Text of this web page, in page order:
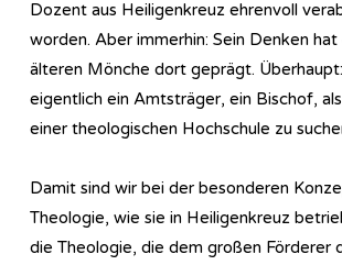
Dozent aus Heiligenkreuz ehrenvoll
worden. Aber immerhin: Sein Denken hat
älteren Mönche dort geprägt.
eigentlich ein Amtsträger, ein Bischof,
einer theologischen Hochschule zu
Damit sind wir bei der besonderen
Theologie, wie sie in Heiligenkreuz
die Theologie, die dem großen Förderer